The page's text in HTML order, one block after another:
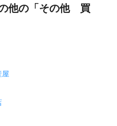
他の「その他 買
屋